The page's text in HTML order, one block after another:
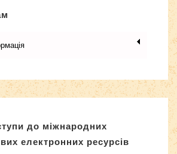
до міжнародних
електронних ресурсів